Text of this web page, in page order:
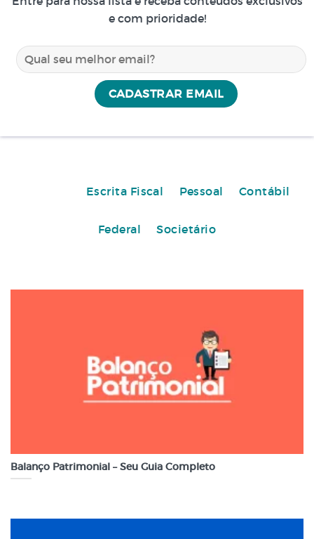
e com prioridade!
Escrita Fiscal Pessoal Contábil
Federal Societário
Balanço Patrimonial – Seu Guia Completo